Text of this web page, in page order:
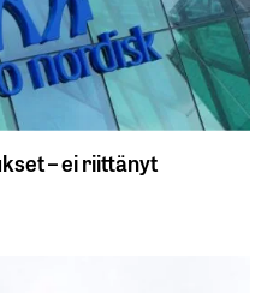
– ei riittänyt